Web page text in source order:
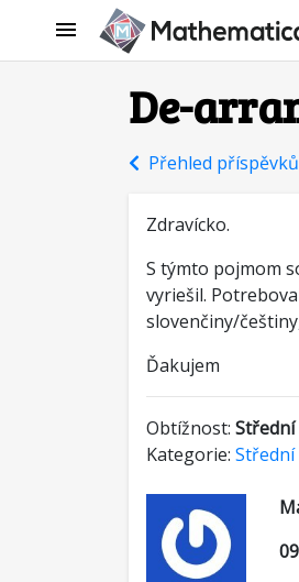
De-
Přehled příspěvků
Zdravícko.
S týmto pojmom
vyriešil.
slovenčiny/
Ďakujem
Obtížnost:
Kategorie: Střední